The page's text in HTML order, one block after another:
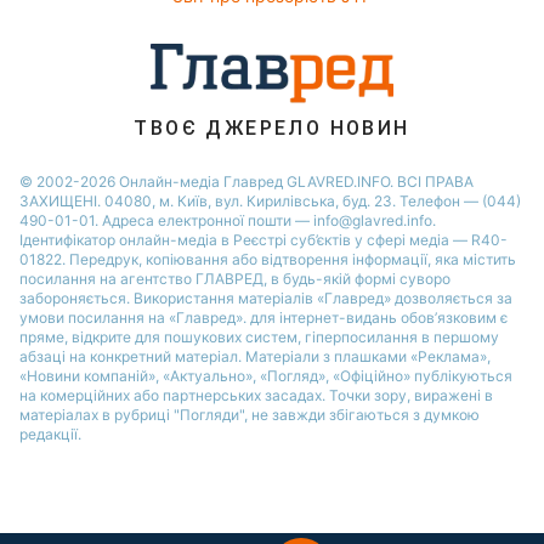
ТВОЄ ДЖЕРЕЛО НОВИН
© 2002-2026 Онлайн-медіа Главред GLAVRED.INFO. ВСІ ПРАВА
ЗАХИЩЕНІ. 04080, м. Київ, вул. Кирилівська, буд. 23. Телефон — (044)
490-01-01. Адреса електронної пошти — info@glavred.info.
Ідентифікатор онлайн-медіа в Реєстрі суб’єктів у сфері медіа — R40-
01822. Передрук, копіювання або відтворення інформації, яка містить
посилання на агентство ГЛАВРЕД, в будь-якій формi суворо
забороняється. Використання матеріалів «Главред» дозволяється за
умови посилання на «Главред». для інтернет-видань обов’язковим є
пряме, відкрите для пошукових систем, гіперпосилання в першому
абзаці на конкретний матеріал. Матеріали з плашками «Реклама»,
«Новини компаній», «Актуально», «Погляд», «Офіційно» публікуються
на комерційних або партнерських засадах. Точки зору, виражені в
матеріалах в рубриці "Погляди", не завжди збігаються з думкою
редакції.